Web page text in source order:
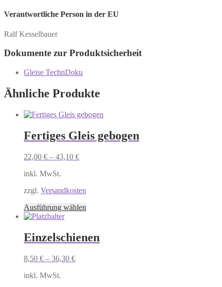
Verantwortliche Person in der EU
Ralf Kesselbauer
Dokumente zur Produktsicherheit
Gleise TechnDoku
Ähnliche Produkte
Fertiges Gleis gebogen
22,00 € – 43,10 €
inkl. MwSt.
zzgl. Versandkosten
Ausführung wählen
Varianten
Einzelschienen
8,50 € – 36,30 €
inkl. MwSt.